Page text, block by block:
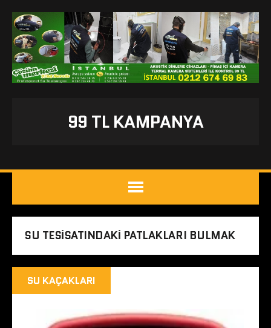
99 TL KAMPANYA
SU TESISATINDAKI PATLAKLARI BULMAK
SU KAÇAKLARI